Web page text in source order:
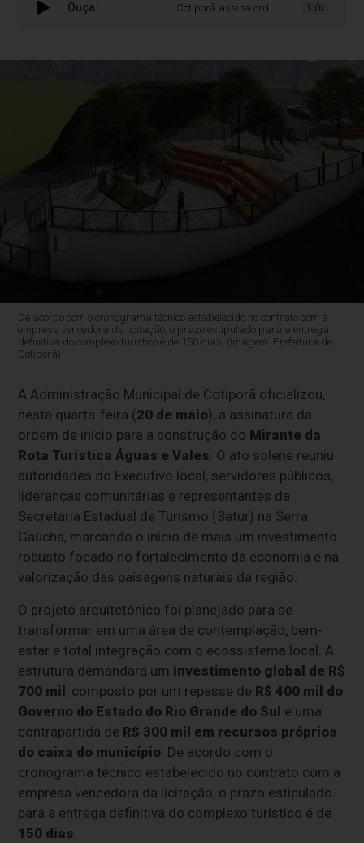
Ouça: Cotiporã assina ordem para construir o
1.0x
De acordo com o cronograma técnico estabelecido no contrato com a
empresa vencedora da licitação, o prazo estipulado para a entrega
definitiva do complexo turístico é de 150 dias. (Imagem: Prefeitura de
Cotiporã)
A Administração Municipal de Cotiporã oficializou,
nesta quarta-feira (20 de maio), a assinatura da
ordem de início para a construção do Mirante da
Rota Turística Águas e Vales . O ato solene reuniu
autoridades do Executivo local, servidores públicos,
lideranças comunitárias e representantes da
Secretaria Estadual de Turismo (Setur) na Serra
Gaúcha, marcando o início de mais um investimento
robusto focado no fortalecimento da economia e na
valorização das paisagens naturais da região.
O projeto arquitetônico foi planejado para se
transformar em uma área de contemplação, bem-
estar e total integração com o ecossistema local. A
estrutura demandará um investimento global de R$
700 mil, composto por um repasse de R$ 400 mil do
Governo do Estado do Rio Grande do Sul e uma
contrapartida de R$ 300 mil em recursos próprios
do caixa do município . De acordo com o
cronograma técnico estabelecido no contrato com a
empresa vencedora da licitação, o prazo estipulado
para a entrega definitiva do complexo turístico é de
150 dias